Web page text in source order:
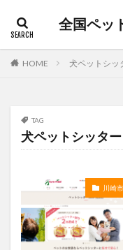
全国ペッ
HOME 犬ペットシッ
TAG
犬ペットシッター
川崎
カテゴリー
キャットシッター
枚方市
桐生市
猫介護
白山市
草加市
長野市
ペットシッター